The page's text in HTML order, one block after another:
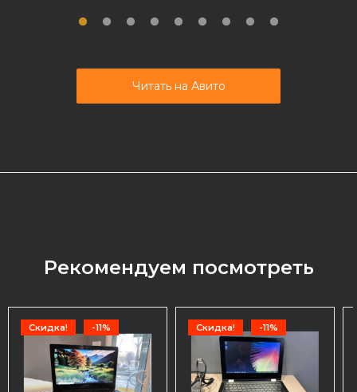
Читать на Авито
Рекомендуем посмотреть
Скидка! -11% Скидка! -11%